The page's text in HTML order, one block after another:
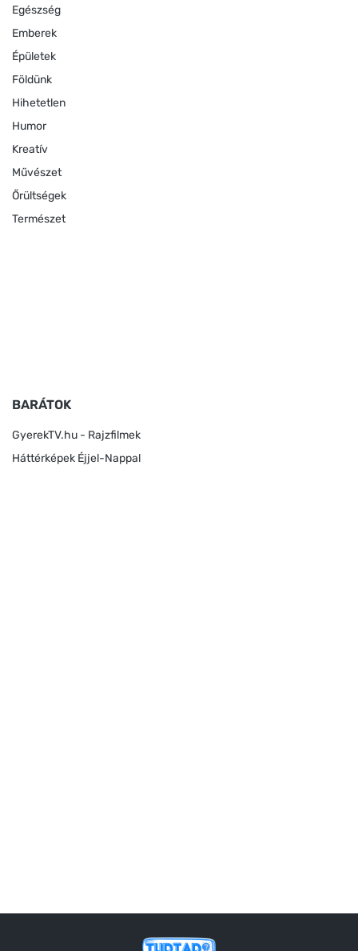
Egészség
Emberek
Épületek
Földünk
Hihetetlen
Humor
Kreatív
Művészet
Őrültségek
Természet
BARÁTOK
GyerekTV.hu - Rajzfilmek
Háttérképek Éjjel-Nappal